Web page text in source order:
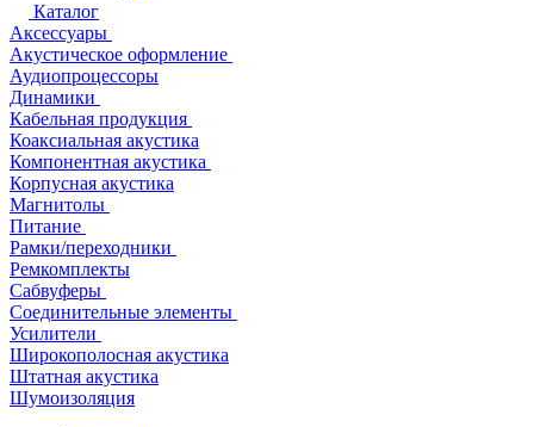
Каталог
Аксессуары
Акустическое оформление
Аудиопроцессоры
Динамики
Кабельная продукция
Коаксиальная акустика
Компонентная акустика
Корпусная акустика
Магнитолы
Питание
Рамки/переходники
Ремкомплекты
Сабвуферы
Соединительные элементы
Усилители
Широкополосная акустика
Штатная акустика
Шумоизоляция